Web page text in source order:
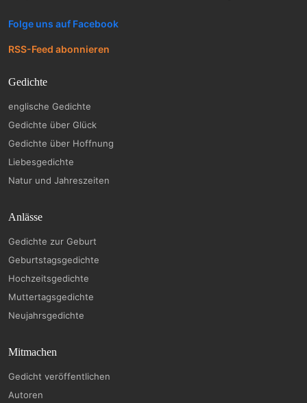
Folge uns auf Facebook
RSS-Feed abonnieren
Gedichte
englische Gedichte
Gedichte über Glück
Gedichte über Hoffnung
Liebesgedichte
Natur und Jahreszeiten
Anlässe
Gedichte zur Geburt
Geburtstagsgedichte
Hochzeitsgedichte
Muttertagsgedichte
Neujahrsgedichte
Mitmachen
Gedicht veröffentlichen
Autoren